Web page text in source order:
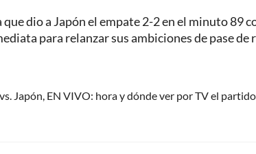
dio a Japón el empate 2-2 en el minuto 89
para relanzar sus ambiciones de pase de
Japón, EN VIVO: hora y dónde ver por TV el